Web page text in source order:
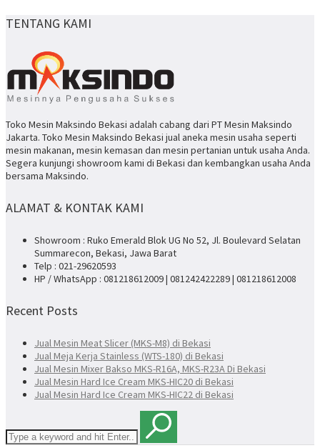
TENTANG KAMI
Toko Mesin Maksindo Bekasi adalah cabang dari PT Mesin Maksindo
Jakarta. Toko Mesin Maksindo Bekasi jual aneka mesin usaha seperti
mesin makanan, mesin kemasan dan mesin pertanian untuk usaha Anda.
Segera kunjungi showroom kami di Bekasi dan kembangkan usaha Anda
bersama Maksindo.
ALAMAT & KONTAK KAMI
Showroom : Ruko Emerald Blok UG No 52, Jl. Boulevard Selatan
Summarecon, Bekasi, Jawa Barat
Telp : 021-29620593
HP / WhatsApp : 081218612009 | 081242422289 | 081218612008
Recent Posts
Jual Mesin Meat Slicer (MKS-M8) di Bekasi
Jual Meja Kerja Stainless (WTS-180) di Bekasi
Jual Mesin Mixer Bakso MKS-R16A, MKS-R23A Di Bekasi
Jual Mesin Hard Ice Cream MKS-HIC20 di Bekasi
Jual Mesin Hard Ice Cream MKS-HIC22 di Bekasi